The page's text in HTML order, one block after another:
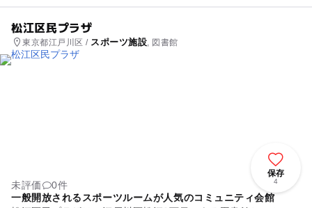
松江区民プラザ
東京都江戸川区 / スポーツ施設, 図書館
保存
4
未評価
0件
一般開放されるスポーツルームが人気のコミュニティ会館